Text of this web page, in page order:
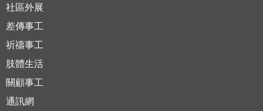
社區外展
差傳事工
祈禱事工
肢體生活
關顧事工
通訊網